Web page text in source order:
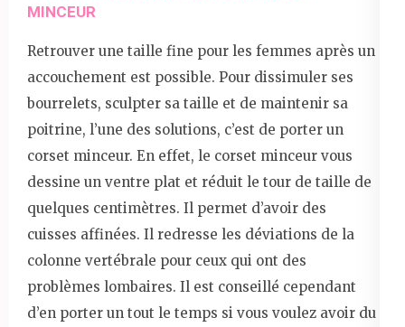
MINCEUR
Retrouver une taille fine pour les femmes après un
accouchement est possible. Pour dissimuler ses
bourrelets, sculpter sa taille et de maintenir sa
poitrine, l’une des solutions, c’est de porter un
corset minceur. En effet, le corset minceur vous
dessine un ventre plat et réduit le tour de taille de
quelques centimètres. Il permet d’avoir des
cuisses affinées. Il redresse les déviations de la
colonne vertébrale pour ceux qui ont des
problèmes lombaires. Il est conseillé cependant
d’en porter un tout le temps si vous voulez avoir du